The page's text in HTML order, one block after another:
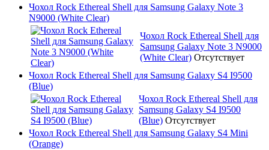
Чохол Rock Ethereal Shell для Samsung Galaxy Note 3
N9000 (White Clear)
Чохол Rock Ethereal Shell для
Samsung Galaxy Note 3 N9000
(White Clear) Отсутствует
Чохол Rock Ethereal Shell для Samsung Galaxy S4 I9500
(Blue)
Чохол Rock Ethereal Shell для
Samsung Galaxy S4 I9500
(Blue) Отсутствует
Чохол Rock Ethereal Shell для Samsung Galaxy S4 Mini
(Orange)